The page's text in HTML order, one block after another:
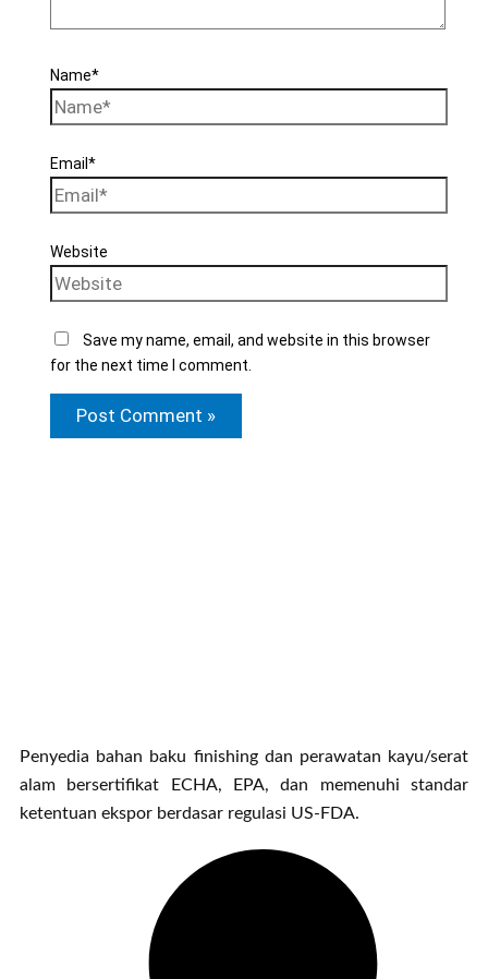
Name*
Email*
Website
Save my name, email, and website in this browser
for the next time I comment.
Penyedia bahan baku finishing dan perawatan kayu/serat
alam bersertifikat ECHA, EPA, dan memenuhi standar
ketentuan ekspor berdasar regulasi US-FDA.